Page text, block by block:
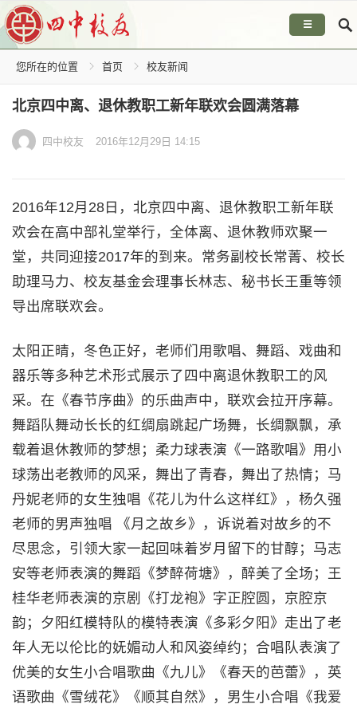
☰
您所在的位置 首页 校友新闻
北京四中离、退休教职工新年联欢会圆满落幕
四中校友 2016年12月29日 14:15
2016年12月28日，北京四中离、退休教职工新年联
欢会在高中部礼堂举行，全体离、退休教师欢聚一
堂，共同迎接2017年的到来。常务副校长常菁、校长
助理马力、校友基金会理事长林志、秘书长王重等领
导出席联欢会。
太阳正晴，冬色正好，老师们用歌唱、舞蹈、戏曲和
器乐等多种艺术形式展示了四中离退休教职工的风
采。在《春节序曲》的乐曲声中，联欢会拉开序幕。
舞蹈队舞动长长的红绸扇跳起广场舞，长绸飘飘，承
载着退休教师的梦想；柔力球表演《一路歌唱》用小
球荡出老教师的风采，舞出了青春，舞出了热情；马
丹妮老师的女生独唱《花儿为什么这样红》，杨久强
老师的男声独唱 《月之故乡》，诉说着对故乡的不
尽思念，引领大家一起回味着岁月留下的甘醇；马志
安等老师表演的舞蹈《梦醉荷塘》，醉美了全场；王
桂华老师表演的京剧《打龙袍》字正腔圆，京腔京
韵；夕阳红模特队的模特表演《多彩夕阳》走出了老
年人无以伦比的妩媚动人和风姿绰约；合唱队表演了
优美的女生小合唱歌曲《九儿》《春天的芭蕾》，英
语歌曲《雪绒花》《顺其自然》，男生小合唱《我爱